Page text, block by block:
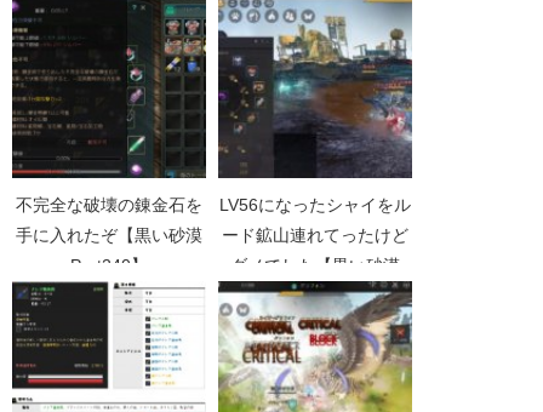
不完全な破壊の錬金石を
手に入れたぞ【黒い砂漠
Part240】
LV56になったシャイをル
ード鉱山連れてったけど
ダメでした【黒い砂漠
Part2512】